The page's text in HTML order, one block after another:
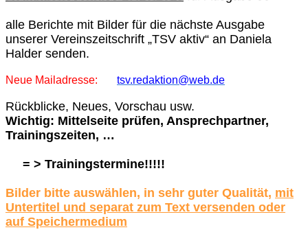
alle Berichte mit Bilder für die nächste Ausgabe
unserer Vereinszeitschrift „TSV aktiv“ an Daniela
Halder senden.
Neue Mailadresse: tsv.redaktion@web.de
Rückblicke, Neues, Vorschau usw.
Wichtig: Mittelseite prüfen, Ansprechpartner,
Trainingszeiten, …
= > Trainingstermine!!!!!
Bilder bitte auswählen, in sehr guter Qualität, mit
Untertitel und separat zum Text versenden oder
auf Speichermedium